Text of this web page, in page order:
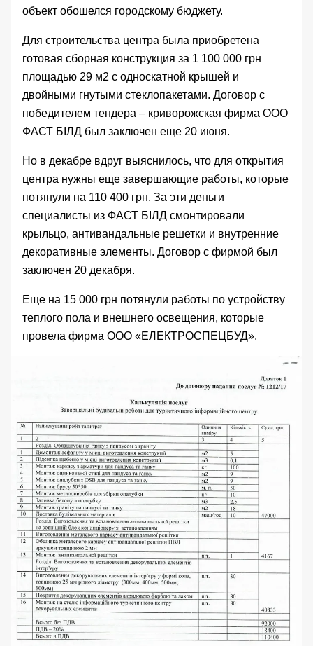
объект обошелся городскому бюджету.
Для строительства центра была приобретена
готовая сборная конструкция за 1 100 000 грн
площадью 29 м2 с односкатной крышей и
двойными гнутыми стеклопакетами. Договор с
победителем тендера – криворожская фирма ООО
ФАСТ БIЛД был заключен еще 20 июня.
Но в декабре вдруг выяснилось, что для открытия
центра нужны еще завершающие работы, которые
потянули на 110 400 грн. За эти деньги
специалисты из ФАСТ БIЛД смонтировали
крыльцо, антивандальные решетки и внутренние
декоративные элементы. Договор с фирмой был
заключен 20 декабря.
Еще на 15 000 грн потянули работы по устройству
теплого пола и внешнего освещения, которые
провела фирма ООО «ЕЛЕКТРОСПЕЦБУД».